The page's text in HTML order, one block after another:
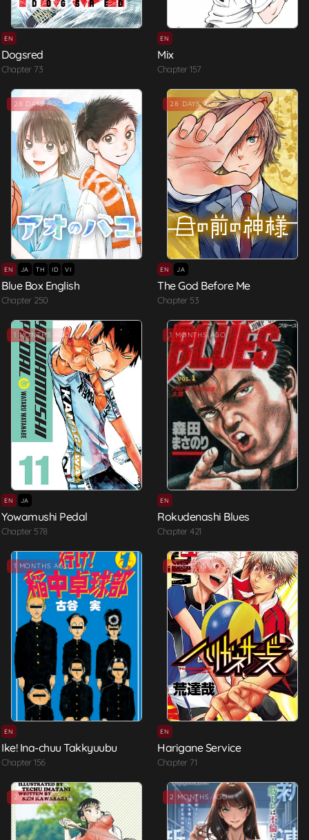
EN
Dogsred
Chapter 73
EN
Mix
Chapter 157
28 DAYS AGO
EN JA TH ID VI
Blue Box English
Chapter 250
28 DAYS AGO
EN JA
The God Before Me
Chapter 53
1 MONTHS AGO
EN JA
Yowamushi Pedal
Chapter 578
1 MONTHS AGO
EN
Rokudenashi Blues
Chapter 421
1 MONTHS AGO
EN
Ike! Ina-chuu Takkyuubu
Chapter 156
1 MONTHS AGO
EN
Harigane Service
Chapter 71
2 MONTHS AGO 2 MONTHS AGO